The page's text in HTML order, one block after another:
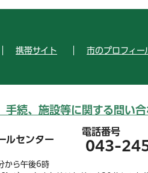
携帯サイト 市のプロフィー
手続、施設等に関する問い合
ルセンター
電話番号
043-
から午後6時